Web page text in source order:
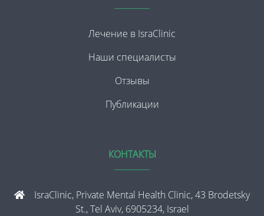
Лечение в IsraClinic
Наши специалисты
Отзывы
Публикации
КОНТАКТЫ
IsraClinic, Private Mental Health Clinic, 43 Brodetsky
St., Tel Aviv, 6905234, Israel